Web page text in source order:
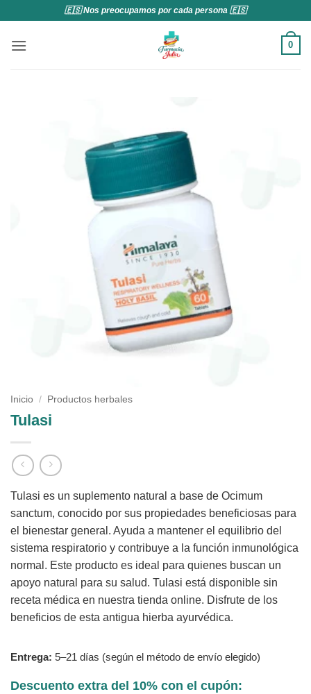
contenido
🇪🇸 Nos preocupamos por cada persona 🇪🇸
0
Inicio / Productos herbales
Tulasi
Tulasi es un suplemento natural a base de Ocimum
sanctum, conocido por sus propiedades beneficiosas para
el bienestar general. Ayuda a mantener el equilibrio del
sistema respiratorio y contribuye a la función inmunológica
normal. Este producto es ideal para quienes buscan un
apoyo natural para su salud. Tulasi está disponible sin
receta médica en nuestra tienda online. Disfrute de los
beneficios de esta antigua hierba ayurvédica.
Entrega: 5–21 días (según el método de envío elegido)
Descuento extra del 10% con el cupón: